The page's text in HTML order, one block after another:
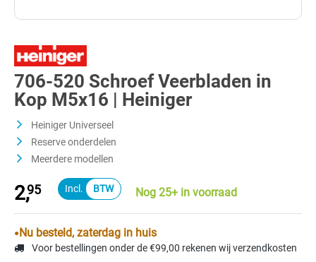
706-520 Schroef Veerbladen in
Kop M5x16 | Heiniger
Heiniger Universeel
Reserve onderdelen
Meerdere modellen
2,95 Nog 25+ in voorraad
Nu besteld, zaterdag in huis
Voor bestellingen onder de €99,00 rekenen wij verzendkosten